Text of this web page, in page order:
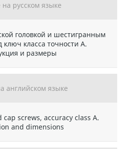
на русском языке
головкой и шестигранным
ключ класса точности А.
и размеры
английском языке
cap screws, accuracy class A.
and dimensions